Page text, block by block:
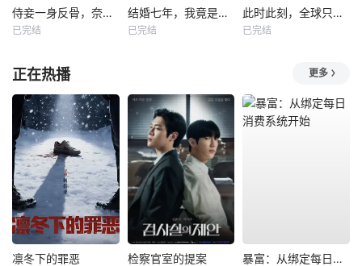
侍妾一身反骨，奈何侯爷只宠长公主
已完结
结婚七年，我竟是老公小青梅的替身
已完结
此时此刻，全球只有我知道未来
已完结
正在热播 更多
凛冬下的罪恶 检察官室的提案 暴富：从绑定每日消费系统开始